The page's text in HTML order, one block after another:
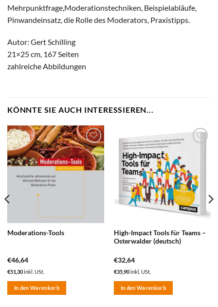
Mehrpunktfrage,Moderationstechniken, Beispielabläufe,
Pinwandeinsatz, die Rolle des Moderators, Praxistipps.
Autor: Gert Schilling
21×25 cm, 167 Seiten
zahlreiche Abbildungen
KÖNNTE SIE AUCH INTERESSIEREN...
zum
Merkzettel
hinzufügen
Moderations-Tools
€46,64
€51,30inkl. USt.
In den Warenkorb
Merkzettel
hinzufügen
High-Impact Tools für Teams –
Osterwalder (deutsch)
€32,64
€35,90inkl. USt.
In den Warenkorb